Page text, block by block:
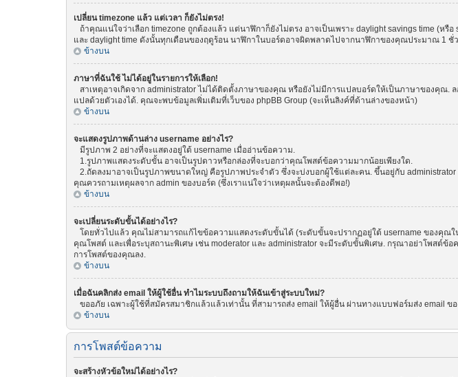
เปลี่ยน timezone แล้ว แต่เวลา ก็ยังไม่ตรง!
ถ้าคุณแน่ใจว่าเลือก timezone ถูกต้องแล้ว แต่นาฬิกาก็ยังไม่ตรง อาจเป็นเพราะ daylight savings time (ห
และ daylight time ดังนั้นทุกเดือนของฤดูร้อน นาฬิกาในบอร์ดอาจผิดพลาดไปจากนาฬิกาของคุณประมาณ 1 ชั่
ข้างบน
ภาษาที่ฉันใช้ ไม่ได้อยู่ในรายการให้เลือก!
สาเหตุอาจเกิดจาก administrator ไม่ได้ติดตั้งภาษาของคุณ หรือยังไม่มีการแปลบอร์ดให้เป็นภาษาของคุณ
แปลด้วยตัวเองได้. คุณจะพบข้อมูลเพิ่มเติมที่เว็บของ phpBB Group (จะเห็นลิงค์ที่ด้านล่างของหน้า)
ข้างบน
จะแสดงรูปภาพด้านล่าง username อย่างไร?
มีรูปภาพ 2 อย่างที่จะแสดงอยู่ใต้ username เมื่ออ่านข้อความ.
1.รูปภาพแสดงระดับขั้น อาจเป็นรูปดาวหรือกล่องที่จะบอกว่าคุณโพสต์ข้อความมากน้อยเพียงใด.
2.ถัดลงมาอาจเป็นรูปภาพขนาดใหญ่ คือรูปภาพประจำตัว ซึ่งจะบ่งบอกผู้ใช้แต่ละคน. ขึ้นอยู่กับ
คุณควรถามเหตุผลจาก admin ของบอร์ด (ซึ่งเราแน่ใจว่าเหตุผลนั้นจะต้องดีพอ!)
ข้างบน
จะเปลี่ยนระดับขั้นได้อย่างไร?
โดยทั่วไปแล้ว คุณไม่สามารถแก้ไขข้อความแสดงระดับขั้นได้ (ระดับขั้นจะปรากฏอยู่ใต้ username ของ
คุณโพสต์ และเพื่อระบุสถานะพิเศษ เช่น moderator และ administrator จะมีระดับขั้นพิเศษ. กรุณาอย่าโพสต์
การโพสต์ของคุณลง.
ข้างบน
เมื่อฉันคลิกส่ง email ให้ผู้ใช้อื่น ทำไมระบบถึงถามให้ฉันเข้าสู่ระบบใหม่?
ขออภัย เฉพาะผู้ใช้ที่สมัครสมาชิกแล้วแล้วเท่านั้น ที่สามารถส่ง email ให้ผู้อื่น ผ่านทางแบบฟอร์มส่ง email
ข้างบน
การโพสต์ข้อความ
จะสร้างหัวข้อใหม่ได้อย่างไร?